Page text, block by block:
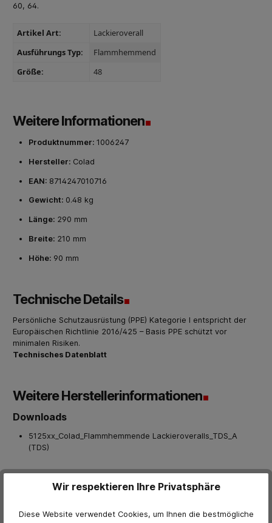
60, 64.
Artikel Art:
Lackieroverall
Ausführungs Typ:
Flammhemmend
Größe:
48
Weitere Informationen
Produktnummer: 1006247
Hersteller: Colad
EAN: 8714247010716
Gewicht: 0.48 kg
Länge: 290 mm
Breite: 210 mm
Höhe: 90 mm
Technische Details
Persönliche Schutzausrüstung (PPE) Kategorie I entspricht der
Europäischen Richtlinie 2016/425 – Basis PPE schützt vor
minimalen Risiken.
Technisches Datenblatt
Weitere Herstellerinformationen
Downloads
5125xx_Colad_Flammhemmende Lackieroveralls_TDS_A
(TDS)
Bewertungen
Wir respektieren Ihre Privatsphäre
Diese Website verwendet Cookies, um Ihnen die bestmögliche